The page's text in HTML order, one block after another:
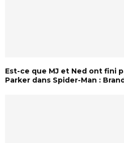
Est-ce que MJ et Ned ont fini
Parker dans Spider-Man :